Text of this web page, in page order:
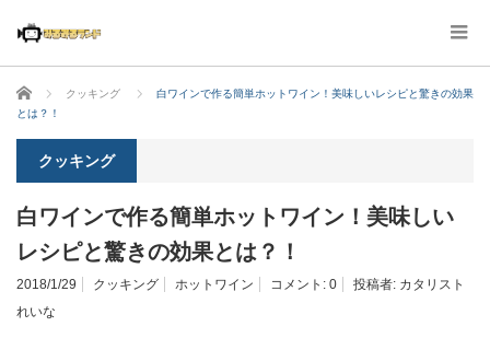
ホーム クッキング
白ワインで作る簡単ホットワイン！美味しいレシピと驚きの効果
とは？！
クッキング
白ワインで作る簡単ホットワイン！美味しい
レシピと驚きの効果とは？！
2018/1/29 クッキング ホットワイン コメント: 0 投稿者: カタリスト
れいな